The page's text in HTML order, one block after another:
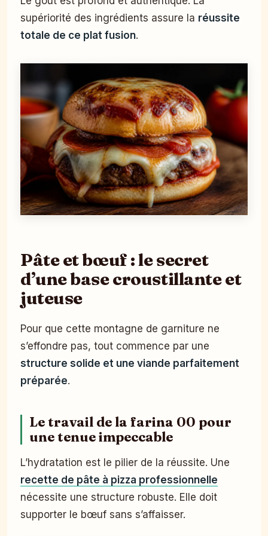
supériorité des ingrédients assure la réussite
totale de ce plat fusion.
Pâte et bœuf : le secret
d’une base croustillante et
juteuse
Pour que cette montagne de garniture ne
s’effondre pas, tout commence par une
structure solide et une viande parfaitement
préparée.
Le travail de la farina 00 pour
une tenue impeccable
L’hydratation est le pilier de la réussite. Une
recette de pâte à pizza professionnelle
nécessite une structure robuste. Elle doit
supporter le bœuf sans s’affaisser.